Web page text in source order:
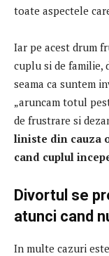
toate aspectele
Iar pe acest drum
cuplu si de familie,
seama ca suntem
„aruncam totul
de frustrare si
liniste din cauza
cand cuplul
Divortul se
atunci cand
In multe cazuri